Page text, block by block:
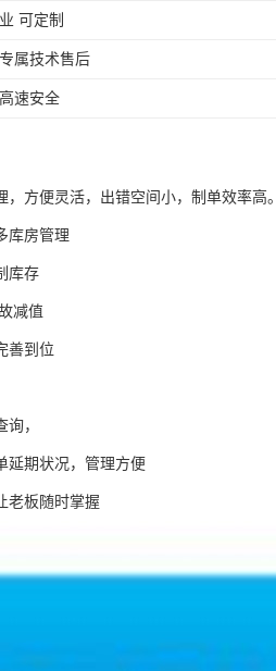
可定制
属技术售后
速安全
方便灵活，出错空间小，制单效率高。
库房管理
库存
减值
善到位
，
延期状况，管理方便
老板随时掌握